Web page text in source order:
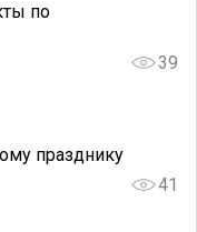
по
39
празднику
41